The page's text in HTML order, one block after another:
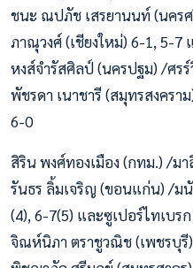
ชนะ ณปภัช เสรยานนท์ (นคร
ภาณุวงศ์ (เชียงใหม่) 6-1, 5-7
หงส์จำรัสศิลป์ (นครปฐม) /ศร
พัชรดา เนาชารี (สมุทรสงคร
6-0
สิริน พงศ์ทองเมือง (กทม.) /ม
รันธร ลิ้มเจริญ (ขอนแก่น) /
(4), 6-7(5) และซูเปอร์ไทเบ
จิณห์นิภา ตราชูวณิช (เพชรบุรี